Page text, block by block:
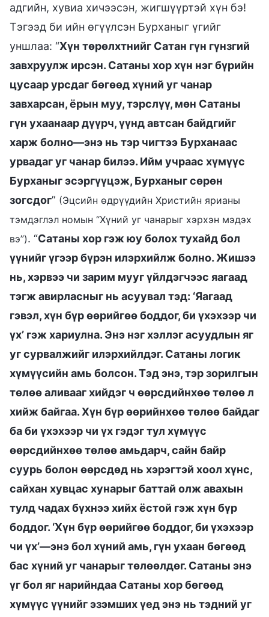
адгийн, хувиа хичээсэн, жигшүүртэй хүн бэ!
Тэгээд би ийн өгүүлсэн Бурханыг үгийг
уншлаа: “Хүн төрөлхтнийг Сатан гүн гүнзгий
завхруулж ирсэн. Сатаны хор хүн нэг бүрийн
цусаар урсдаг бөгөөд хүний уг чанар
завхарсан, ёрын муу, тэрслүү, мөн Сатаны
гүн ухаанаар дүүрч, үүнд автсан байдгийг
харж болно—энэ нь тэр чигтээ Бурханаас
урвадаг уг чанар билээ. Ийм учраас хүмүүс
Бурханыг эсэргүүцэж, Бурханыг сөрөн
зогсдог” (Эцсийн өдрүүдийн Христийн ярианы
тэмдэглэл номын “Хүний уг чанарыг хэрхэн мэдэх
вэ”). “Сатаны хор гэж юу болох тухайд бол
үүнийг үгээр бүрэн илэрхийлж болно. Жишээ
нь, хэрвээ чи зарим мууг үйлдэгчээс яагаад
тэгж авирласныг нь асуувал тэд: ‘Яагаад
гэвэл, хүн бүр өөрийгөө боддог, би үхэхээр чи
үх’ гэж хариулна. Энэ нэг хэллэг асуудлын яг
уг сурвалжийг илэрхийлдэг. Сатаны логик
хүмүүсийн амь болсон. Тэд энэ, тэр зорилгын
төлөө аливааг хийдэг ч өөрсдийнхөө төлөө л
хийж байгаа. Хүн бүр өөрийнхөө төлөө байдаг
ба би үхэхээр чи үх гэдэг тул хүмүүс
өөрсдийнхөө төлөө амьдарч, сайн байр
суурь болон өөрсдөд нь хэрэгтэй хоол хүнс,
сайхан хувцас хунарыг баттай олж авахын
тулд чадах бүхнээ хийх ёстой гэж хүн бүр
боддог. ‘Хүн бүр өөрийгөө боддог, би үхэхээр
чи үх’—энэ бол хүний амь, гүн ухаан бөгөөд
бас хүний уг чанарыг төлөөлдөг. Сатаны энэ
үг бол яг нарийндаа Сатаны хор бөгөөд
хүмүүс үүнийг эзэмших үед энэ нь тэдний уг